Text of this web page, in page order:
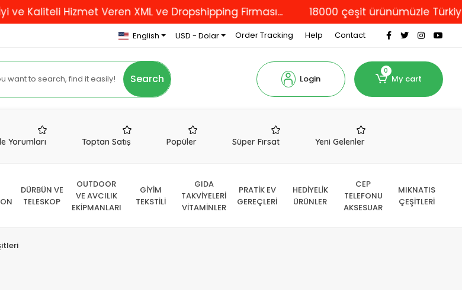
Hizmet Veren XML ve Dropshipping Firması... 18000 çeşit ürünümüzle
English USD - Dolar Order Tracking Help Contact
Search Login
0
My cart
Yorumları Toptan Satış Popüler Süper Fırsat Yeni Gelenler
DÜRBÜN VE
TELESKOP
OUTDOOR
VE AVCILIK
EKİPMANLARI
GİYİM
TEKSTİLİ
GIDA
TAKVİYELERİ
VİTAMİNLER
PRATİK EV
GEREÇLERİ
HEDİYELİK
ÜRÜNLER
CEP
TELEFONU
AKSESUAR
MIKNATIS
ÇEŞİTLERİ